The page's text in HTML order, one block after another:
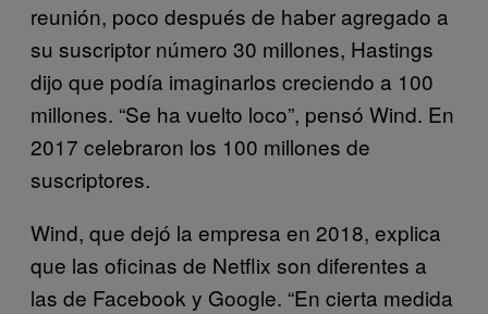
reunión, poco después de haber agregado a
su suscriptor número 30 millones, Hastings
dijo que podía imaginarlos creciendo a 100
millones. “Se ha vuelto loco”, pensó Wind. En
2017 celebraron los 100 millones de
suscriptores.
Wind, que dejó la empresa en 2018, explica
que las oficinas de Netflix son diferentes a
las de Facebook y Google. “En cierta medida